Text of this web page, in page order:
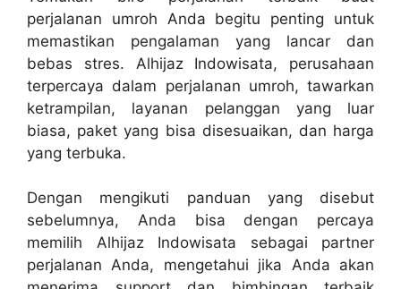
perjalanan umroh Anda begitu penting untuk
memastikan pengalaman yang lancar dan
bebas stres. Alhijaz Indowisata, perusahaan
terpercaya dalam perjalanan umroh, tawarkan
ketrampilan, layanan pelanggan yang luar
biasa, paket yang bisa disesuaikan, dan harga
yang terbuka.
Dengan mengikuti panduan yang disebut
sebelumnya, Anda bisa dengan percaya
memilih Alhijaz Indowisata sebagai partner
perjalanan Anda, mengetahui jika Anda akan